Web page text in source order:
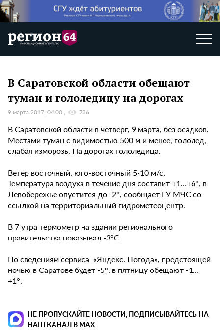
В Саратовской области обещают
туман и гололедицу на дорогах
9 марта 2017, 04:00 736
В Саратовской области в четверг, 9 марта, без осадков.
Местами туман с видимостью 500 м и менее, гололед,
слабая изморозь. На дорогах гололедица.
Ветер восточный, юго-восточный 5-10 м/с.
Температура воздуха в течение дня составит +1…+6°, в
Левобережье опустится до -2°, сообщает ГУ МЧС со
ссылкой на территориальный гидрометеоцентр.
В 7 утра термометр на здании регионального
правительства показывал -3°C.
По сведениям сервиса «Яндекс. Погода», предстоящей
ночью в Саратове будет -5°, в пятницу обещают -1…
+1°.
НЕ ПРОПУСКАЙТЕ НОВОСТИ, ПОДПИСЫВАЙТЕСЬ НА
НАШ КАНАЛ В MAX